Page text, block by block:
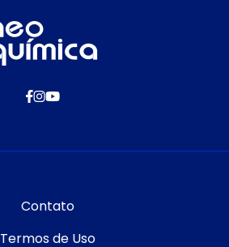
Contato
Termos de Uso